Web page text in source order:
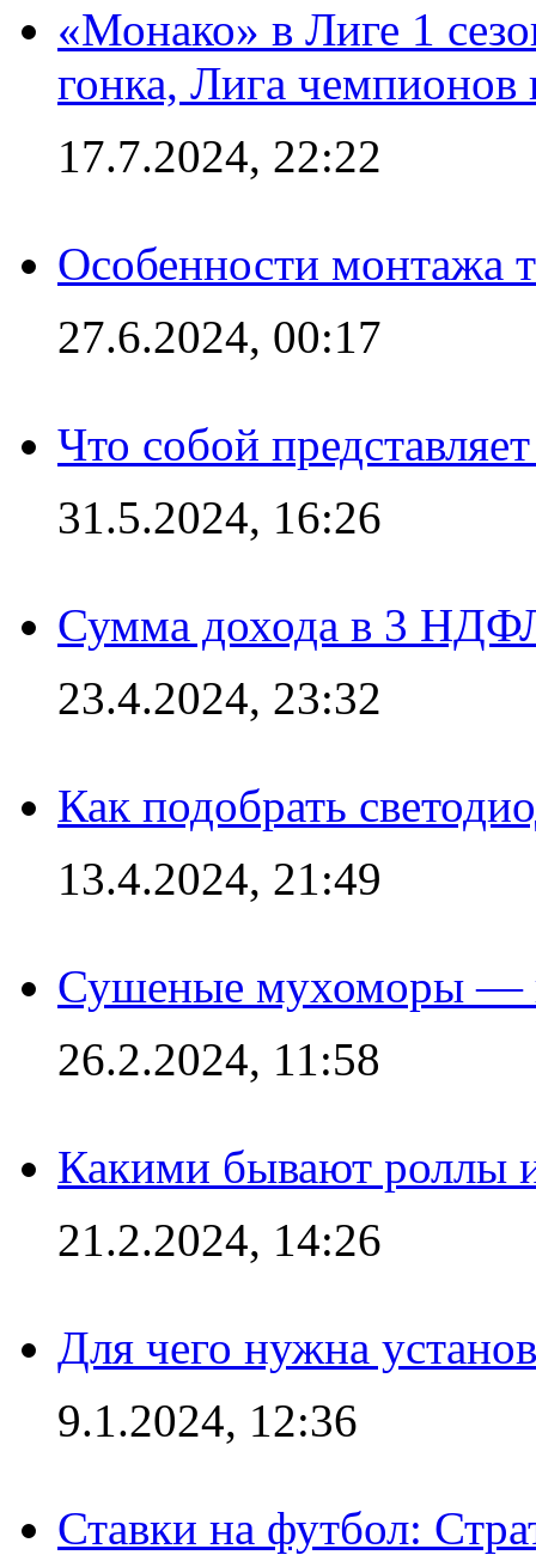
«Монако» в Лиге 1
гонка, Лига чемпионов
17.7.2024, 22:22
Особенности монтажа
27.6.2024, 00:17
Что собой
31.5.2024, 16:26
Сумма дохода в 3
23.4.2024, 23:32
Как подобрать
13.4.2024, 21:49
Сушеные мухоморы —
26.2.2024, 11:58
Какими бывают роллы
21.2.2024, 14:26
Для чего нужна
9.1.2024, 12:36
Ставки на футбол: